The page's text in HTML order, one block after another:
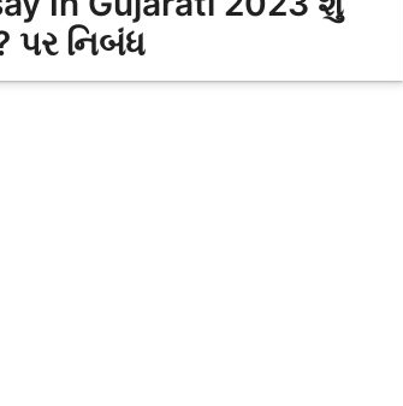
પર નિબંધ